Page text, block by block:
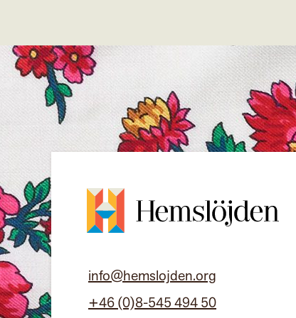
info@hemslojden.org
+46 (0)8-545 494 50